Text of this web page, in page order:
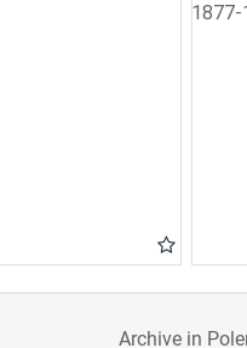
1877-
Archive in